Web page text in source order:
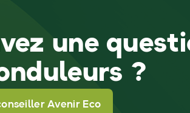
une
?
Avenir Eco